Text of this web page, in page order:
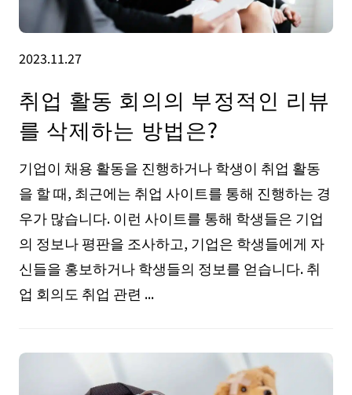
2023.11.27
취업 활동 회의의 부정적인 리뷰
를 삭제하는 방법은?
기업이 채용 활동을 진행하거나 학생이 취업 활동
을 할 때, 최근에는 취업 사이트를 통해 진행하는 경
우가 많습니다. 이런 사이트를 통해 학생들은 기업
의 정보나 평판을 조사하고, 기업은 학생들에게 자
신들을 홍보하거나 학생들의 정보를 얻습니다. 취
업 회의도 취업 관련 ...